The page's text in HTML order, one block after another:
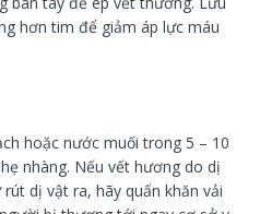
hơn tim để giảm áp lực máu
hoặc nước muối trong 5 – 10
nhàng. Nếu vết hương do dị
dị vật ra, hãy quấn khăn vải